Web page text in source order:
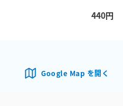
440円
Google Map を開く